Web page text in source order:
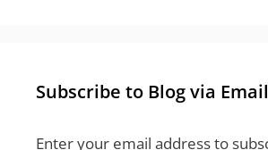
Subscribe to Blog via Email
Enter your email address to